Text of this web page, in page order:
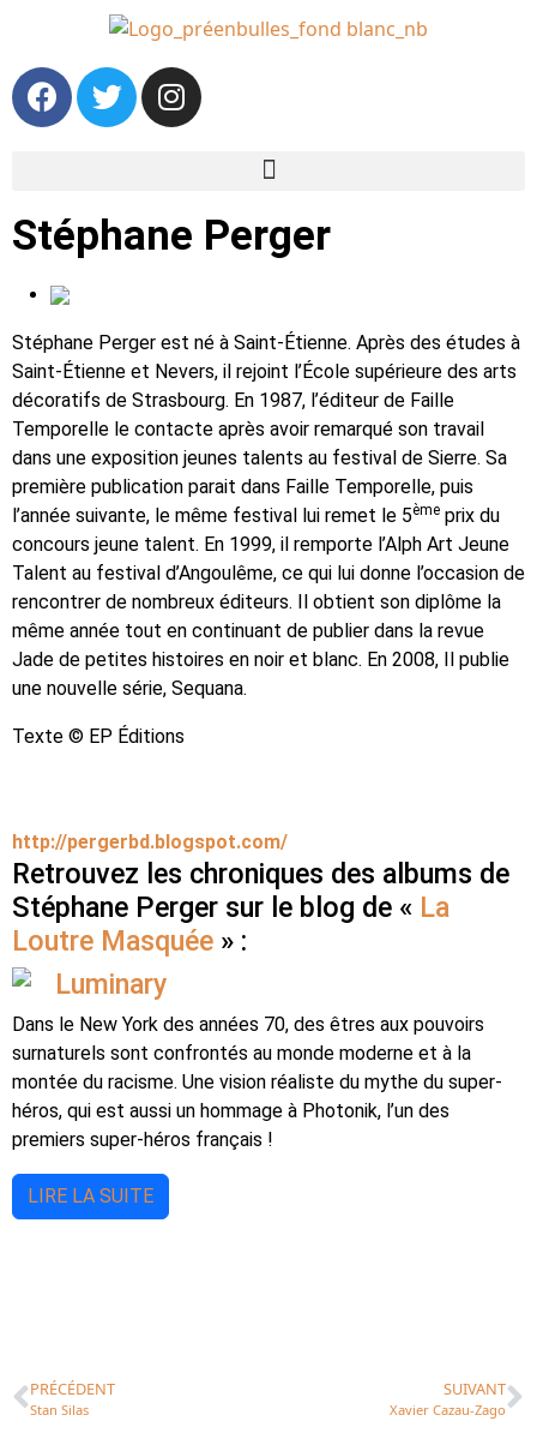
Stéphane Perger
Stéphane Perger est né à Saint-Étienne. Après des études à
Saint-Étienne et Nevers, il rejoint l’École supérieure des arts
décoratifs de Strasbourg. En 1987, l’éditeur de Faille
Temporelle le contacte après avoir remarqué son travail
dans une exposition jeunes talents au festival de Sierre. Sa
première publication parait dans Faille Temporelle, puis
l’année suivante, le même festival lui remet le 5ème prix du
concours jeune talent. En 1999, il remporte l’Alph Art Jeune
Talent au festival d’Angoulême, ce qui lui donne l’occasion de
rencontrer de nombreux éditeurs. Il obtient son diplôme la
même année tout en continuant de publier dans la revue
Jade de petites histoires en noir et blanc. En 2008, Il publie
une nouvelle série, Sequana.
Texte © EP Éditions
http://pergerbd.blogspot.com/
Retrouvez les chroniques des albums de
Stéphane Perger sur le blog de « La
Loutre Masquée » :
Luminary
Dans le New York des années 70, des êtres aux pouvoirs
surnaturels sont confrontés au monde moderne et à la
montée du racisme. Une vision réaliste du mythe du super-
héros, qui est aussi un hommage à Photonik, l’un des
premiers super-héros français !
LIRE LA SUITE
PRÉCÉDENT
Stan Silas
SUIVANT
Xavier Cazau-Zago